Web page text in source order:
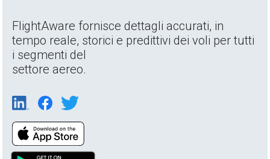
FlightAware fornisce dettagli accurati, in
tempo reale, storici e predittivi dei voli per tutti
i segmenti del
settore aereo.